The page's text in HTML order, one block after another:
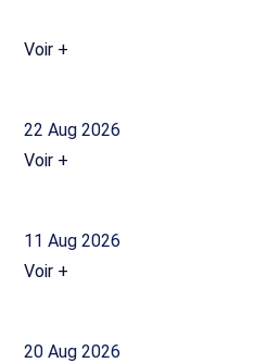
Voir +
22 Aug 2026
Voir +
11 Aug 2026
Voir +
20 Aug 2026